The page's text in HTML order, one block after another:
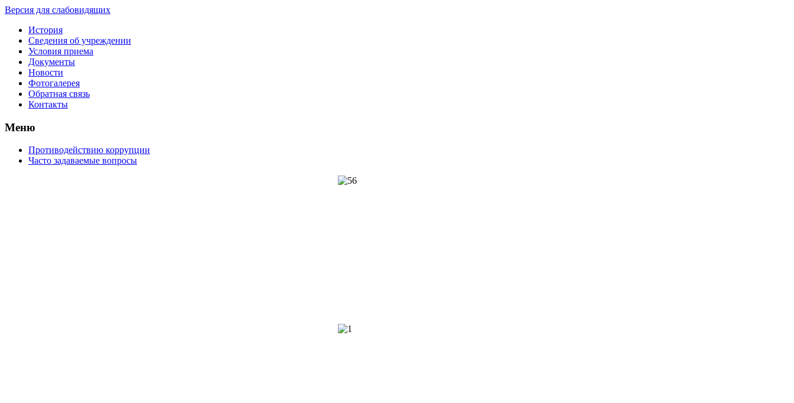
Версия для слабовидящих
История
Сведения об учреждении
Условия приема
Документы
Новости
Фотогалерея
Обратная связь
Контакты
Меню
Противодействию коррупции
Часто задаваемые вопросы